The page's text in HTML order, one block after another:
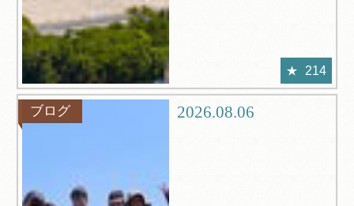
214
ブログ 2026.08.06